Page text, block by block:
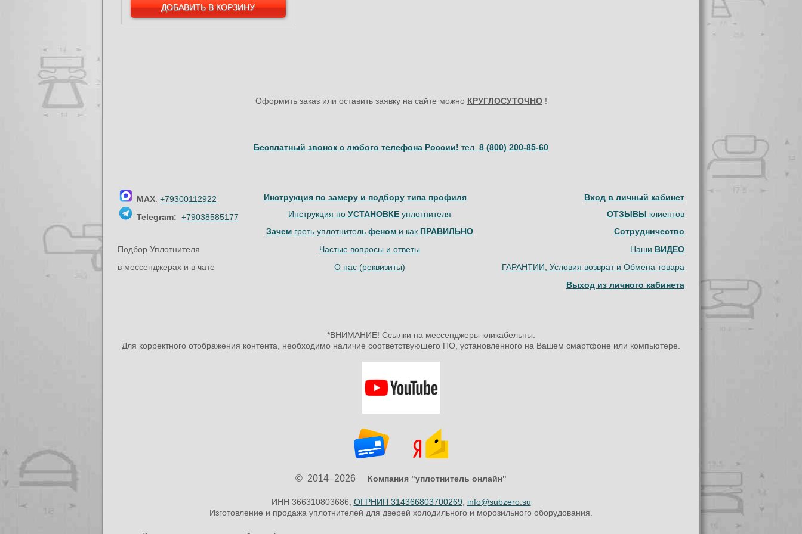
Оформить заказ или оставить заявку на сайте можно КРУГЛОСУТОЧНО!
Бесплатный звонок с любого телефона России! тел. 8 (800) 200-85-60
MAX: +79300112922 Инструкция по замеру и подбору типа профиля Вход в личный кабинет
Telegram: +79038585177 Инструкция по УСТАНОВКЕ уплотнителя ОТЗЫВЫ клиентов
Зачем греть уплотнитель феном и как ПРАВИЛЬНО
Сотрудничество
Подбор Уплотнителя
Частые вопросы и ответы Наши ВИДЕО
в мессенджерах и в чате
О нас (реквизиты)
ГАРАНТИИ, Условия возврат и Обмена товара
Выход из личного кабинета
*ВНИМАНИЕ! Ссылки на мессенджеры кликабельны.
Для корректного отображения контента, необходимо наличие соответствующего ПО, установленного на Вашем смартфоне или компьютере.
© 2014–2026 Компания "уплотнитель онлайн"
ИНН 366310803686, ОГРНИП 314366803700269, info@subzero.su
Изготовление и продажа уплотнителей для дверей холодильного и морозильного оборудования.